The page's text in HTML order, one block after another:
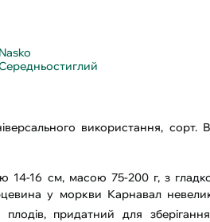
Nasko
використання, сорт.
14-16 см, масою 75-200 г, з
у моркви Карнавал
плодів, придатний для